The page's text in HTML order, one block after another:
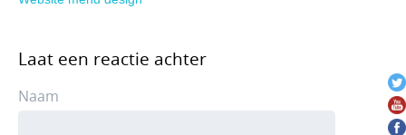
Laat een reactie achter
Naam